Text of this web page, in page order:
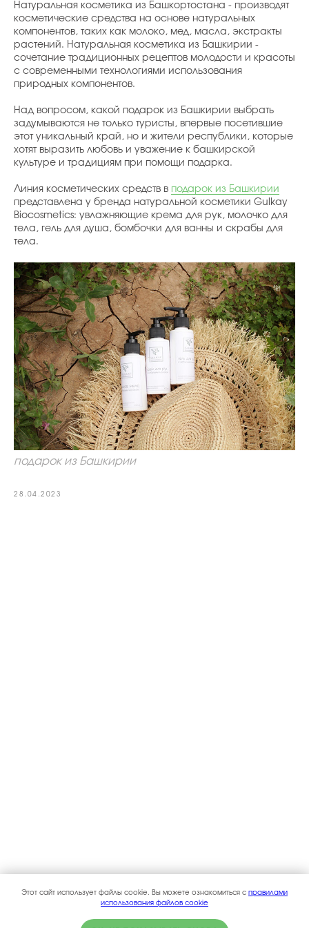
Этот сайт использует файлы cookie. Вы можете ознакомиться с правилами
использования файлов cookie
Натуральная косметика из Башкортостана - производят
косметические средства на основе натуральных
компонентов, таких как молоко, мед, масла, экстракты
растений. Натуральная косметика из Башкирии -
сочетание традиционных рецептов молодости и красоты
с современными технологиями использования
природных компонентов.
Над вопросом, какой подарок из Башкирии выбрать
задумываются не только туристы, впервые посетившие
этот уникальный край, но и жители республики, которые
хотят выразить любовь и уважение к башкирской
культуре и традициям при помощи подарка.
Линия косметических средств в подарок из Башкирии
представлена у бренда натуральной косметики Gulkay
Biocosmetics: увлажняющие крема для рук, молочко для
тела, гель для душа, бомбочки для ванны и скрабы для
тела.
подарок из Башкирии
28.04.2023